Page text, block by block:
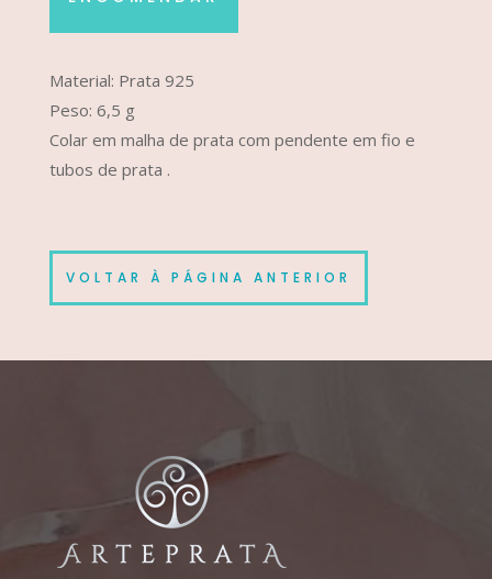
Material: Prata 925
Peso: 6,5 g
Colar em malha de prata com pendente em fio e
tubos de prata .
VOLTAR À PÁGINA ANTERIOR